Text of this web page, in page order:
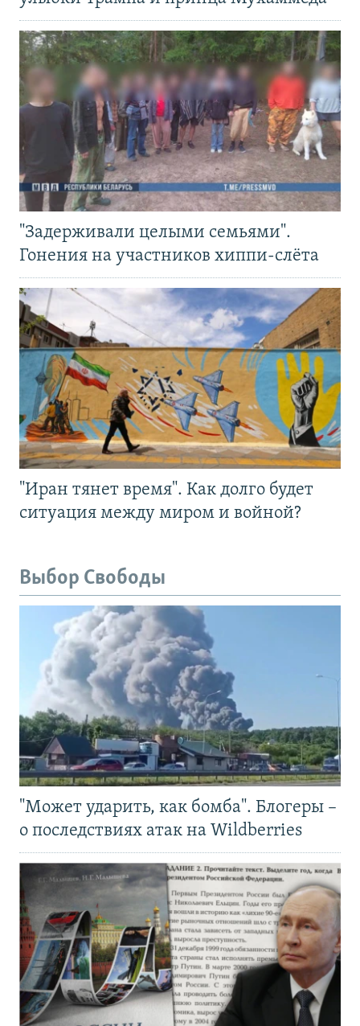
"Задерживали целыми семьями".
Гонения на участников хиппи-слёта
"Иран тянет время". Как долго будет
ситуация между миром и войной?
Выбор Свободы
"Может ударить, как бомба". Блогеры –
о последствиях атак на Wildberries